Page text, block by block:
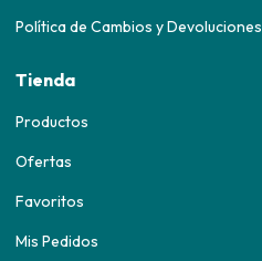
Política de Cambios y Devoluciones
Tienda
Productos
Ofertas
Favoritos
Mis Pedidos